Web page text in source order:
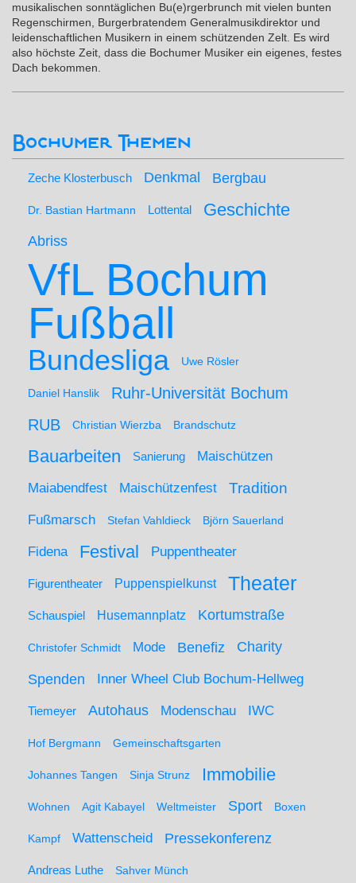
musikalischen sonntäglichen Bu(e)rgerbrunch mit vielen bunten
Regenschirmen, Burgerbratendem Generalmusikdirektor und
leidenschaftlichen Musikern in einem schützenden Zelt. Es wird
also höchste Zeit, dass die Bochumer Musiker ein eigenes, festes
Dach bekommen.
Bochumer Themen
Zeche Klosterbusch Denkmal Bergbau
Dr. Bastian Hartmann Lottental Geschichte
Abriss
VfL Bochum
Fußball
Bundesliga Uwe Rösler
Daniel Hanslik
Ruhr-Universität Bochum
RUB
Christian Wierzba Brandschutz
Bauarbeiten Sanierung
Maischützen
Maiabendfest
Maischützenfest Tradition
Fußmarsch Stefan Vahldieck Björn Sauerland
Fidena Festival Puppentheater
Figurentheater Puppenspielkunst Theater
Schauspiel Husemannplatz Kortumstraße
Christofer Schmidt Mode Benefiz Charity
Spenden Inner Wheel Club Bochum-Hellweg
Tiemeyer Autohaus Modenschau IWC
Hof Bergmann Gemeinschaftsgarten
Johannes Tangen Sinja Strunz Immobilie
Wohnen Agit Kabayel Weltmeister Sport Boxen
Kampf Wattenscheid Pressekonferenz
Andreas Luthe Sahver Münch